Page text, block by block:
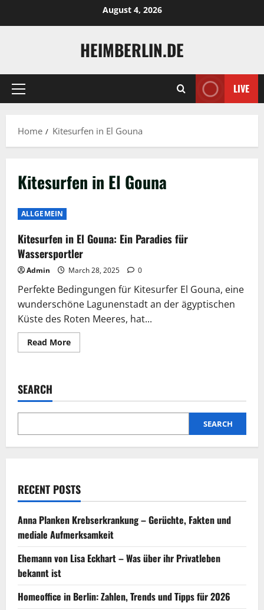
August 4, 2026
HEIMBERLIN.DE
Primary
LIVE
Home Kitesurfen in El Gouna
Kitesurfen in El Gouna
ALLGEMEIN
Kitesurfen in El Gouna: Ein Paradies für
Wassersportler
Admin March 28, 2025 0
Perfekte Bedingungen für Kitesurfer El Gouna, eine
wunderschöne Lagunenstadt an der ägyptischen
Küste des Roten Meeres, hat...
Read MoreRead
more
Ein
für
SEARCH
SEARCH
RECENT POSTS
Anna Planken Krebserkrankung – Gerüchte, Fakten und
mediale Aufmerksamkeit
Ehemann von Lisa Eckhart – Was über ihr Privatleben
bekannt ist
Homeoffice in Berlin: Zahlen, Trends und Tipps für 2026